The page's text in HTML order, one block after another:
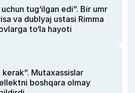
tug‘ilgan edi”. Bir umr
va dublyaj ustasi Rimma
to‘la hayoti
Mutaxassislar
boshqara olmay